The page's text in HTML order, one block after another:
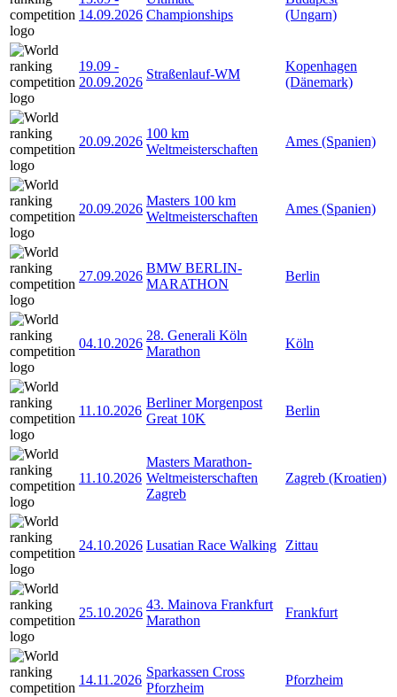
14.09.2026 Championships
(Ungarn)
19.09 -
20.09.2026
Straßenlauf-WM
Kopenhagen
(Dänemark)
20.09.2026
100 km
Weltmeisterschaften
Ames (Spanien)
20.09.2026
Masters 100 km
Weltmeisterschaften
Ames (Spanien)
27.09.2026
BMW BERLIN-
MARATHON
Berlin
04.10.2026
28. Generali Köln
Marathon
Köln
11.10.2026
Berliner Morgenpost
Great 10K
Berlin
11.10.2026
Masters Marathon-
Weltmeisterschaften
Zagreb
Zagreb (Kroatien)
24.10.2026 Lusatian Race Walking Zittau
25.10.2026
43. Mainova Frankfurt
Marathon
Frankfurt
14.11.2026
Sparkassen Cross
Pforzheim
Pforzheim